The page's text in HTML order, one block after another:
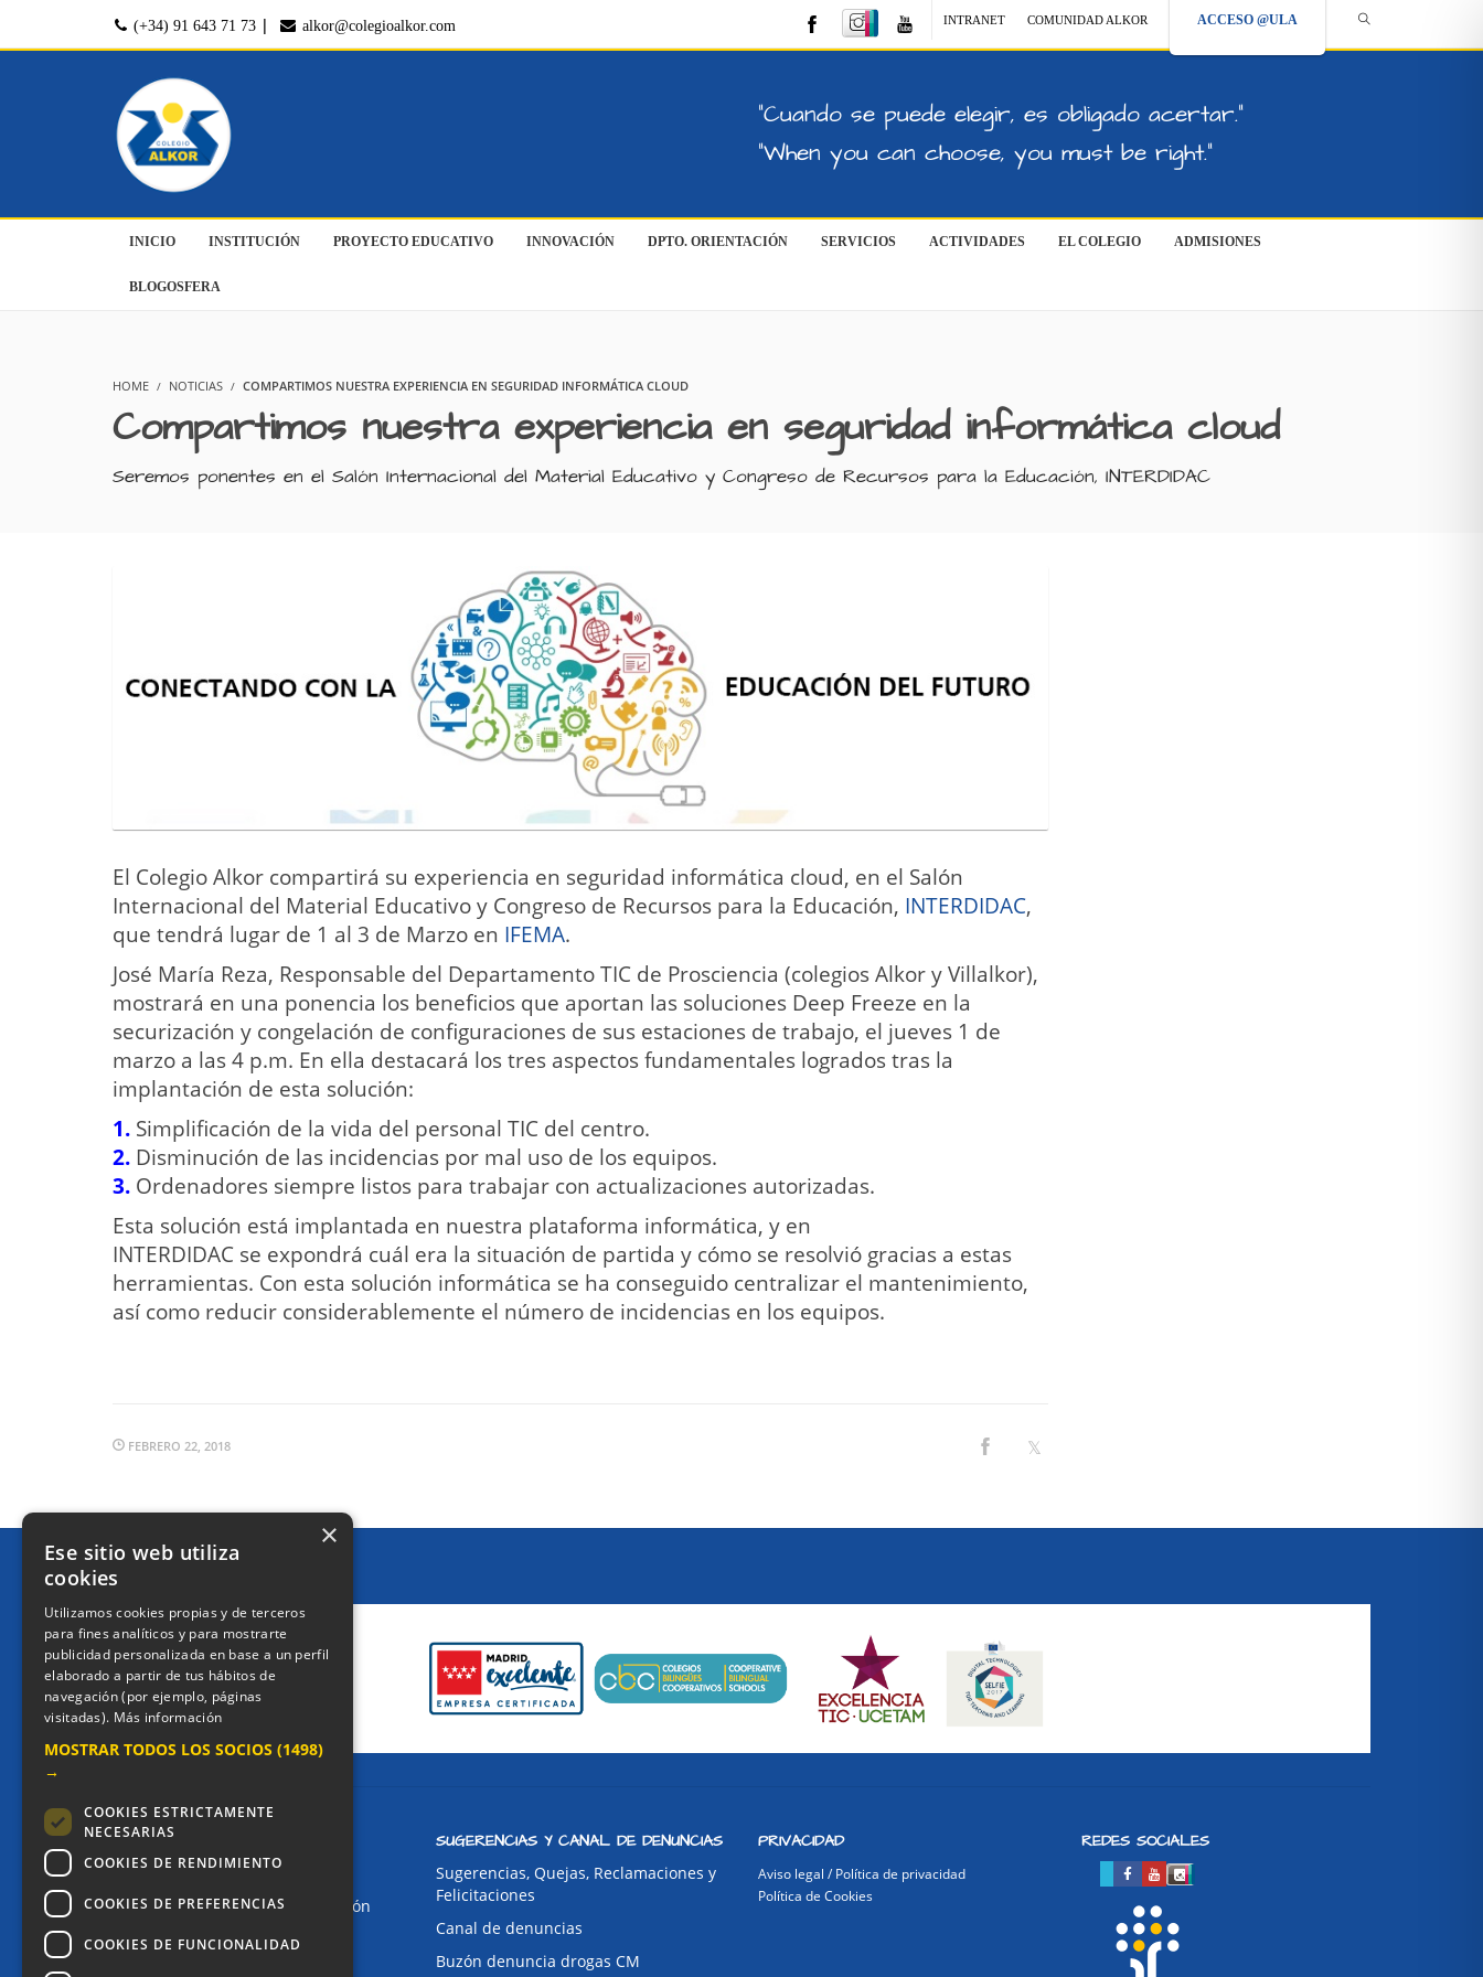
(+34) 91 643 71 73 | alkor@colegioalkor.com INTRANET COMUNIDAD ALKOR ACCESO @ULA
"Cuando se puede elegir, es obligado acertar."
"When you can choose, you must be right."
INICIO INSTITUCIÓN PROYECTO EDUCATIVO INNOVACIÓN DPTO. ORIENTACIÓN SERVICIOS ACTIVIDADES EL COLEGIO ADMISIONES
BLOGOSFERA
HOME NOTICIAS COMPARTIMOS NUESTRA EXPERIENCIA EN SEGURIDAD INFORMÁTICA CLOUD
Compartimos nuestra experiencia en seguridad informática cloud
Seremos ponentes en el Salón Internacional del Material Educativo y Congreso de Recursos para la Educación, INTERDIDAC
El Colegio Alkor compartirá su experiencia en seguridad informática cloud, en el Salón
Internacional del Material Educativo y Congreso de Recursos para la Educación, INTERDIDAC,
que tendrá lugar de 1 al 3 de Marzo en IFEMA.
José María Reza, Responsable del Departamento TIC de Prosciencia (colegios Alkor y Villalkor),
mostrará en una ponencia los beneficios que aportan las soluciones Deep Freeze en la
securización y congelación de configuraciones de sus estaciones de trabajo, el jueves 1 de
marzo a las 4 p.m. En ella destacará los tres aspectos fundamentales logrados tras la
implantación de esta solución:
1. Simplificación de la vida del personal TIC del centro.
2. Disminución de las incidencias por mal uso de los equipos.
3. Ordenadores siempre listos para trabajar con actualizaciones autorizadas.
Esta solución está implantada en nuestra plataforma informática, y en
INTERDIDAC se expondrá cuál era la situación de partida y cómo se resolvió gracias a estas
herramientas. Con esta solución informática se ha conseguido centralizar el mantenimiento,
así como reducir considerablemente el número de incidencias en los equipos.
FEBRERO 22, 2018
CERTIFICACIONES
CONTACTO
Dirección:
Avda. de Pablo Iglesias, 4. Alcorcón
Teléfonos:
SUGERENCIAS Y CANAL DE DENUNCIAS
Sugerencias, Quejas, Reclamaciones y
Felicitaciones
Canal de denuncias
Buzón denuncia drogas CM
PRIVACIDAD
Aviso legal / Política de privacidad
Política de Cookies
REDES SOCIALES
×
Ese sitio web utiliza
cookies
Utilizamos cookies propias y de terceros
para fines analíticos y para mostrarte
publicidad personalizada en base a un perfil
elaborado a partir de tus hábitos de
navegación (por ejemplo, páginas
visitadas). Más información
MOSTRAR TODOS LOS SOCIOS (1498)
→
COOKIES ESTRICTAMENTE
NECESARIAS
COOKIES DE RENDIMIENTO
COOKIES DE PREFERENCIAS
COOKIES DE FUNCIONALIDAD